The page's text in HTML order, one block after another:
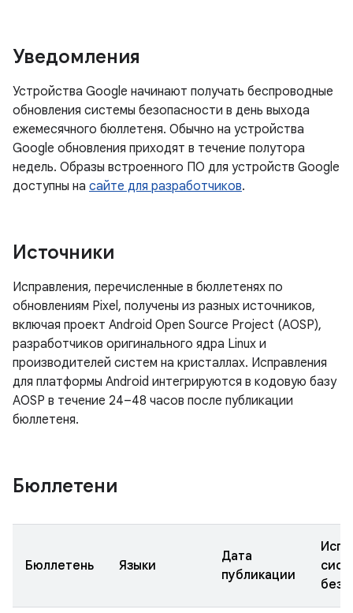
Уведомления
Устройства Google начинают получать беспроводные
обновления системы безопасности в день выхода
ежемесячного бюллетеня. Обычно на устройства
Google обновления приходят в течение полутора
недель. Образы встроенного ПО для устройств Google
доступны на сайте для разработчиков.
Источники
Исправления, перечисленные в бюллетенях по
обновлениям Pixel, получены из разных источников,
включая проект Android Open Source Project (AOSP),
разработчиков оригинального ядра Linux и
производителей систем на кристаллах. Исправления
для платформы Android интегрируются в кодовую базу
AOSP в течение 24–48 часов после публикации
бюллетеня.
Бюллетени
Бюллетень Языки
Дата
публикации